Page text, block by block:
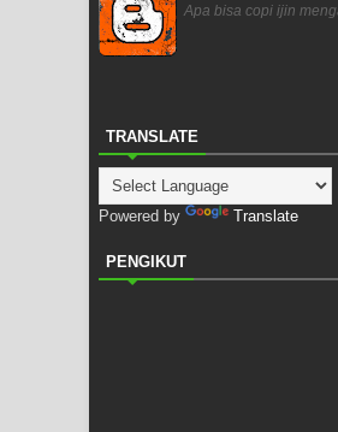
Apa bisa copi ijin
TRANSLATE
Powered by Translate
PENGIKUT